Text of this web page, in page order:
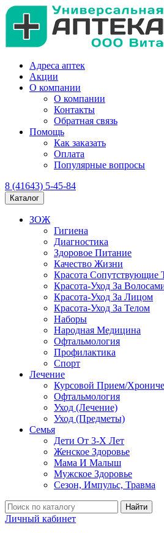
Адреса аптек
Акции
О компании
О компании
Контакты
Обратная связь
Помощь
Как заказать
Оплата
Популярные вопросы
8 (41643) 5-45-84
Каталог
ЗОЖ
Гигиена
Диагностика
Здоровое Питание
Качество Жизни
Красота Сопутствующие
Красота-Уход За
Красота-Уход За Лицом
Красота-Уход За Телом
Наборы
Народная Медицина
Офтальмология
Профилактика
Спорт
Лечение
Курсовой Прием/
Офтальмология
Уход (Лечение)
Уход (Предметы)
Семья
Дети От 3-Х Лет
Женское Здоровье
Мама И Малыш
Мужское Здоровье
Сезон, Импульс, Травма
Найти
Личный кабинет